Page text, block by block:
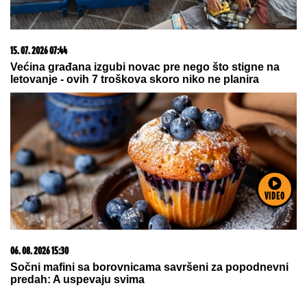
VIDEO
15. 07. 2026 07:44
Većina građana izgubi novac pre nego što stigne na
letovanje - ovih 7 troškova skoro niko ne planira
06. 08. 2026 15:30
Sočni mafini sa borovnicama savršeni za popodnevni
predah: A uspevaju svima